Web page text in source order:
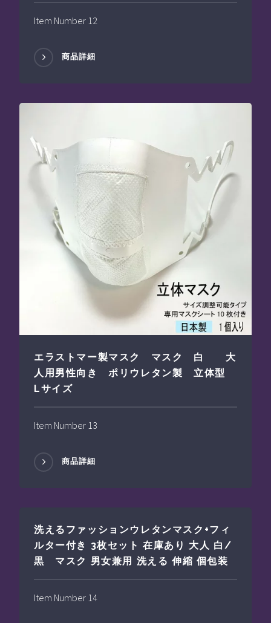
Item Number 12
商品詳細
エラストマー製マスク マスク 白 大
人用男性向き ポリウレタン製 立体型
Lサイズ
Item Number 13
商品詳細
洗えるファッションウレタンマスク+フィ
ルター付き 3枚セット 在庫あり 大人 白/
黒 マスク 男女兼用 洗える 伸縮 個包装
Item Number 14